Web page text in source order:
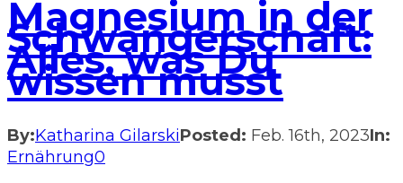
Magnesium in der
Schwangerschaft:
Alles, was Du
wissen musst
By:Katharina GilarskiPosted: Feb. 16th, 2023In:
Ernährung0